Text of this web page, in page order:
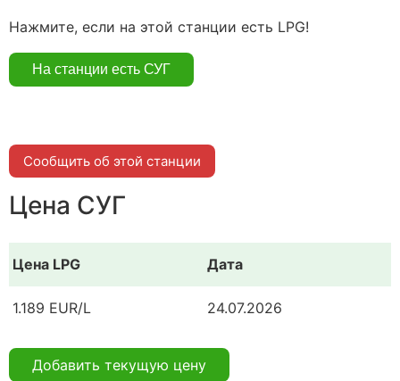
Нажмите, если на этой станции есть LPG!
Сообщить об этой станции
Цена СУГ
Цена LPG Дата
1.189 EUR/L 24.07.2026
Добавить текущую цену